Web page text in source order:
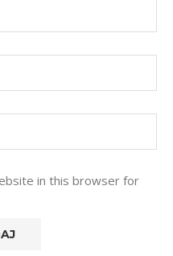
in this browser for